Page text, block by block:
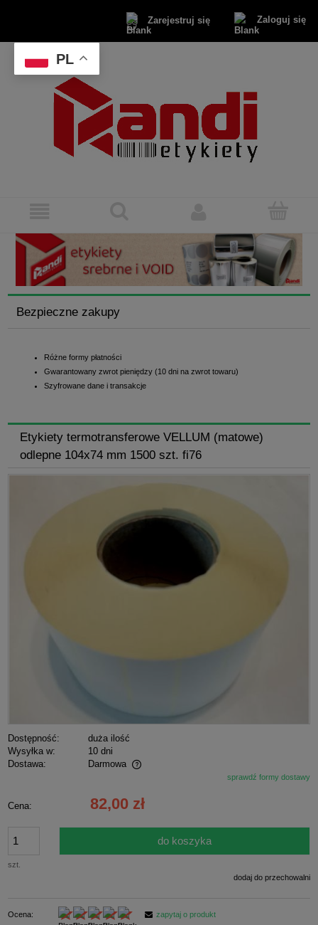
Zarejestruj się Zaloguj się
Bezpieczne zakupy
Różne formy płatności
Gwarantowany zwrot pieniędzy (10 dni na zwrot towaru)
Szyfrowane dane i transakcje
Etykiety termotransferowe VELLUM (matowe)
odlepne 104x74 mm 1500 szt. fi76
Dostępność:
duża ilość
Wysyłka w:
10 dni
Dostawa:
Darmowa
Cena nie zawiera ewentualnych kosztów płatnościsprawdź formy dostawy
Cena: 82,00 zł
szt.
do koszyka
dodaj do przechowalni
Ocena:
zapytaj o produkt
PL